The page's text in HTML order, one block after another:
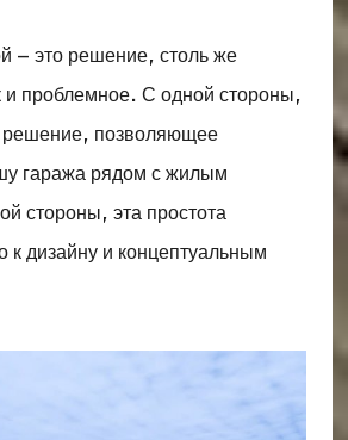
– это решение, столь же
и проблемное. С одной стороны,
решение, позволяющее
гаража рядом с жилым
стороны, эта простота
к дизайну и концептуальным